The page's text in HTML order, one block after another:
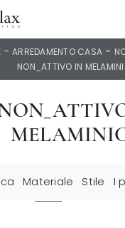
- ARREDAMENTO CASA -
NON_ATTIVO IN
Materiale Stile I